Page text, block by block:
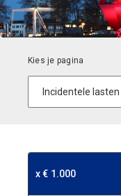
x € 1.000
x € 1.000